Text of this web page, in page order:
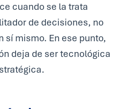
cuando se la trata
de decisiones, no
sí mismo. En ese punto,
deja de ser tecnológica